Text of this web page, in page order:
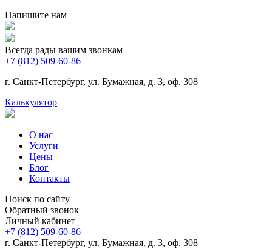
Напишите нам
Всегда рады вашим звонкам
+7 (812) 509-60-86
г. Санкт-Петербург, ул. Бумажная, д. 3, оф. 308
Калькулятор
О нас
Услуги
Цены
Блог
Контакты
Поиск по сайту
Обратный звонок
Личный кабинет
+7 (812) 509-60-86
г. Санкт-Петербург, ул. Бумажная, д. 3, оф. 308